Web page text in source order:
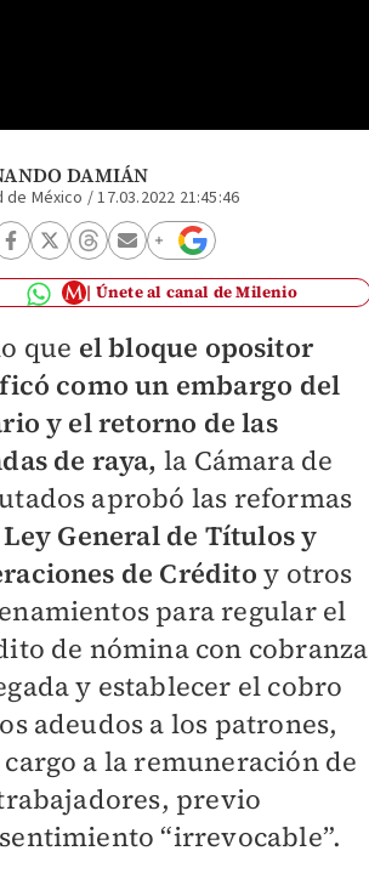
DAMIÁN
de México /17.03.2022 21:45:46
Únete al canal de Milenio
que el bloque opositor
como un embargo del
y el retorno de las
de raya, la Cámara de
aprobó las reformas
Ley General de Títulos y
de Crédito y otros
para regular el
de nómina con cobranza
y establecer el cobro
adeudos a los patrones,
cargo a la remuneración de
previo
“irrevocable”.